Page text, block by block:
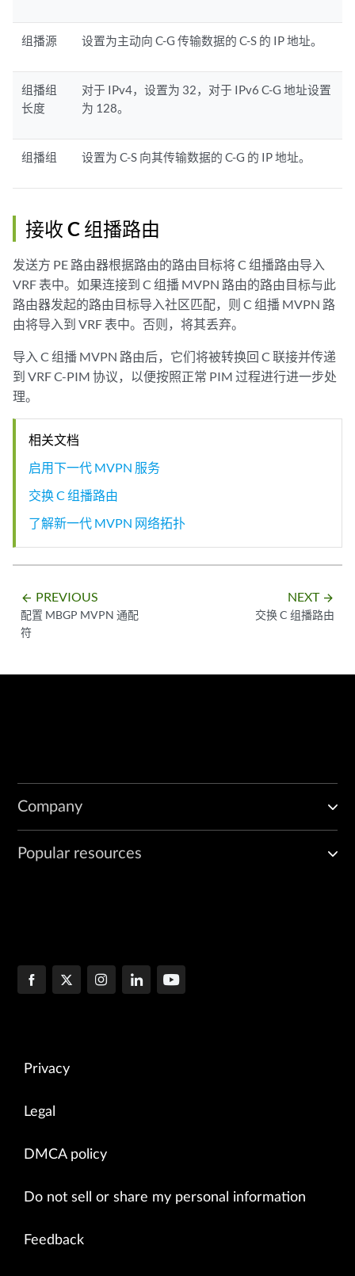
组播源 设置为主动向 C-G 传输数据的 C-S 的 IP 地址。
组播组
长度
对于 IPv4，设置为 32，对于 IPv6 C-G 地址设置
为 128。
组播组 设置为 C-S 向其传输数据的 C-G 的 IP 地址。
接收 C 组播路由
发送方 PE 路由器根据路由的路由目标将 C 组播路由导入
VRF 表中。如果连接到 C 组播 MVPN 路由的路由目标与此
路由器发起的路由目标导入社区匹配，则 C 组播 MVPN 路
由将导入到 VRF 表中。否则，将其丢弃。
导入 C 组播 MVPN 路由后，它们将被转换回 C 联接并传递
到 VRF C-PIM 协议，以便按照正常 PIM 过程进行进一步处
理。
相关文档
启用下一代 MVPN 服务
交换 C 组播路由
了解新一代 MVPN 网络拓扑
arrow_backward PREVIOUS
配置 MBGP MVPN 通配
符
NEXT arrow_forward
交换 C 组播路由
Company
Popular resources
Privacy
Legal
DMCA policy
Do not sell or share my personal information
Feedback